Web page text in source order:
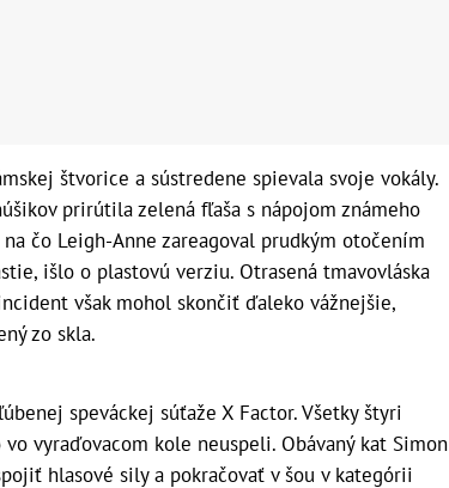
štvorice a sústredene spievala svoje vokály.
prirútila zelená fľaša s nápojom známeho
čo Leigh-Anne zareagoval prudkým otočením
išlo o plastovú verziu. Otrasená tmavovláska
však mohol skončiť ďaleko vážnejšie,
zo skla.
speváckej súťaže X Factor. Všetky štyri
vyraďovacom kole neuspeli. Obávaný kat Simon
hlasové sily a pokračovať v šou v kategórii